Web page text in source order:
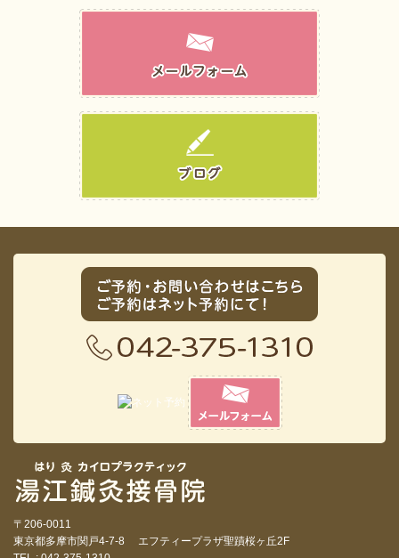
〒206-0011
東京都多摩市関戸4-7-8 エフティープラザ聖蹟桜ヶ丘2F